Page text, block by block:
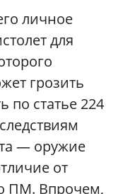
личное
для
грозить
по статье 224
— оружие
от
ПМ. Впрочем,